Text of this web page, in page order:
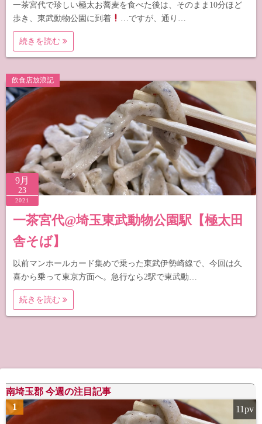
一茶宮代で珍しい極太お蕎麦を食べた後は、そのまま10分ほど
歩き、東武動物公園に到着
…ですが、通り…
続きを読む
飲食店放浪記
9月
23
2021
一茶宮代@埼玉東武動物公園駅【極太田
舎そば】
以前マンホールカード集めで乗った東武伊勢崎線で、今回は久
喜から乗って東京方面へ。急行なら2駅で東武動…
続きを読む
南埼玉郡 今週の注目記事
1
11pv